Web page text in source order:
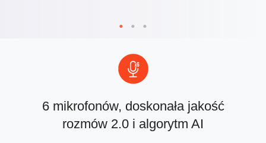
6 mikrofonów, doskonała jakość
rozmów 2.0 i algorytm AI